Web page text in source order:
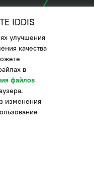
файлов cookies
ПДн
поставки
в любой момент
и характеристики
качество.
IDDIS
улучшения
качества
в
файлов
изменения